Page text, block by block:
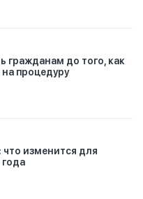
гражданам до того, как
процедуру
изменится для